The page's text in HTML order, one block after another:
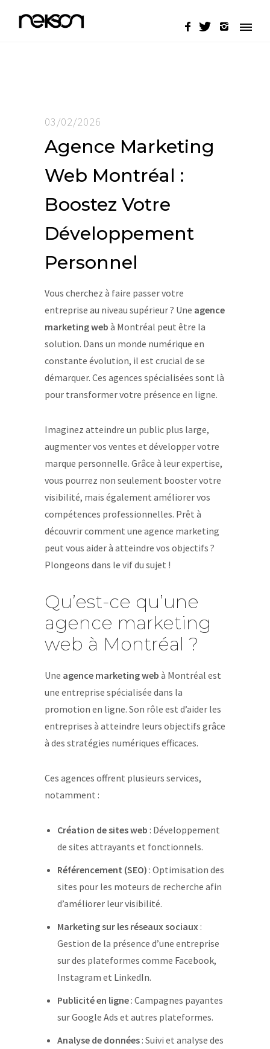
03/02/2026
Agence Marketing
Web Montréal :
Boostez Votre
Développement
Personnel
Vous cherchez à faire passer votre
entreprise au niveau supérieur ? Une agence
marketing web à Montréal peut être la
solution. Dans un monde numérique en
constante évolution, il est crucial de se
démarquer. Ces agences spécialisées sont là
pour transformer votre présence en ligne.
Imaginez atteindre un public plus large,
augmenter vos ventes et développer votre
marque personnelle. Grâce à leur expertise,
vous pourrez non seulement booster votre
visibilité, mais également améliorer vos
compétences professionnelles. Prêt à
découvrir comment une agence marketing
peut vous aider à atteindre vos objectifs ?
Plongeons dans le vif du sujet !
Qu’est-ce qu’une
agence marketing
web à Montréal ?
Une agence marketing web à Montréal est
une entreprise spécialisée dans la
promotion en ligne. Son rôle est d’aider les
entreprises à atteindre leurs objectifs grâce
à des stratégies numériques efficaces.
Ces agences offrent plusieurs services,
notamment :
Création de sites web : Développement
de sites attrayants et fonctionnels.
Référencement (SEO) : Optimisation des
sites pour les moteurs de recherche afin
d’améliorer leur visibilité.
Marketing sur les réseaux sociaux:
Gestion de la présence d’une entreprise
sur des plateformes comme Facebook,
Instagram et LinkedIn.
Publicité en ligne: Campagnes payantes
sur Google Ads et autres plateformes.
Analyse de données: Suivi et analyse des